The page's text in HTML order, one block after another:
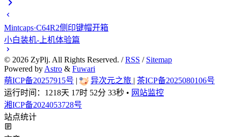
Mintcaps·C64R2侧印键帽开箱
小白装机-上机体验篇
© 2026 ZyPlj. All Rights Reserved. /RSS / Sitemap
Powered by Astro & Fuwari
萌ICP备20257915号 | 异次元之旅 | 茶ICP备2025080106号
运行时间： 1218天 17时 52分 33秒 • 网站监控
湘ICP备2024053728号
站点统计